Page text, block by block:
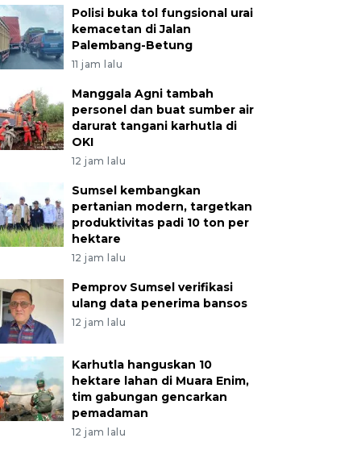
Polisi buka tol fungsional urai
kemacetan di Jalan
Palembang-Betung
11 jam lalu
Manggala Agni tambah
personel dan buat sumber air
darurat tangani karhutla di
OKI
12 jam lalu
Sumsel kembangkan
pertanian modern, targetkan
produktivitas padi 10 ton per
hektare
12 jam lalu
Pemprov Sumsel verifikasi
ulang data penerima bansos
12 jam lalu
Karhutla hanguskan 10
hektare lahan di Muara Enim,
tim gabungan gencarkan
pemadaman
12 jam lalu